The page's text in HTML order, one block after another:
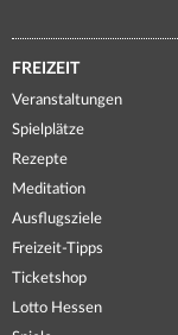
FREIZEIT
Veranstaltungen
Spielplätze
Rezepte
Meditation
Ausflugsziele
Freizeit-Tipps
Ticketshop
Lotto Hessen